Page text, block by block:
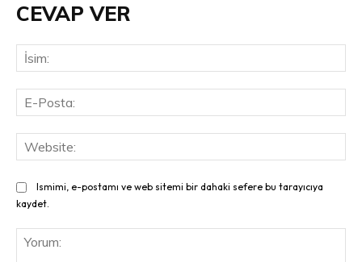
CEVAP VER
Ismimi, e-postamı ve web sitemi bir dahaki sefere bu tarayıcıya
kaydet.